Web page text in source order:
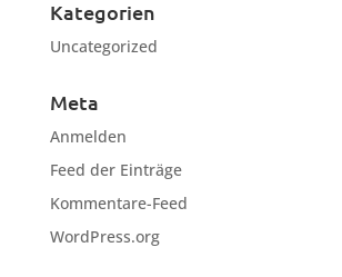
Kategorien
Uncategorized
Meta
Anmelden
Feed der Einträge
Kommentare-Feed
WordPress.org